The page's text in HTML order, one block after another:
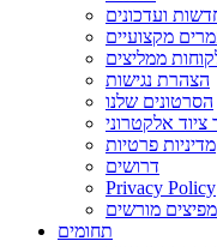
ועדכונים
מקצועיים
ממליצים
הצהרת נגישות
הסרטונים שלנו
ציוד אלקטרוני
מדיניות פרטיות
דרושים
Privacy Policy
תחומים